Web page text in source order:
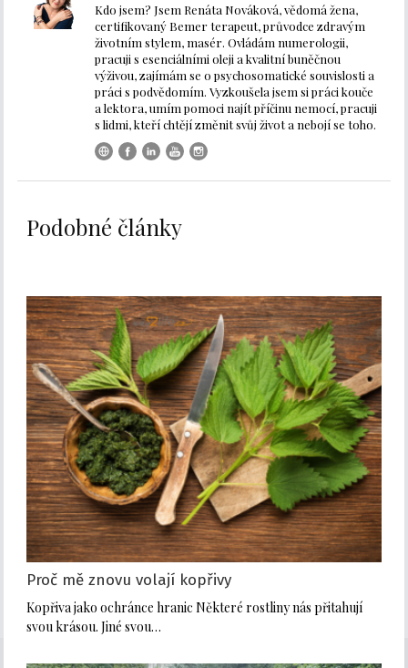
Kdo jsem? Jsem Renáta Nováková, vědomá žena,
certifikovaný Bemer terapeut, průvodce zdravým
životním stylem, masér. Ovládám numerologii,
pracuji s esenciálními oleji a kvalitní buněčnou
výživou, zajímám se o psychosomatické souvislosti a
práci s podvědomím. Vyzkoušela jsem si práci kouče
a lektora, umím pomoci najít příčinu nemocí, pracuji
s lidmi, kteří chtějí změnit svůj život a nebojí se toho.
Podobné články
Proč mě znovu volají kopřivy
Kopřiva jako ochránce hranic Některé rostliny nás přitahují
svou krásou. Jiné svou…